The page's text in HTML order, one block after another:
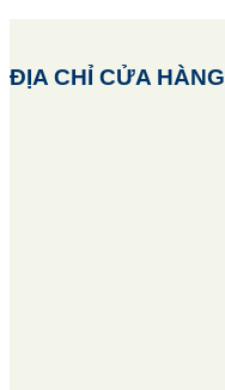
ĐỊA CHỈ CỬA HÀNG